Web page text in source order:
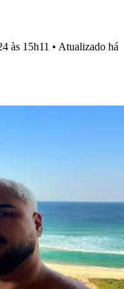
às 15h11 • Atualizado há